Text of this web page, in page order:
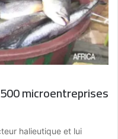
microentreprises
halieutique et lui